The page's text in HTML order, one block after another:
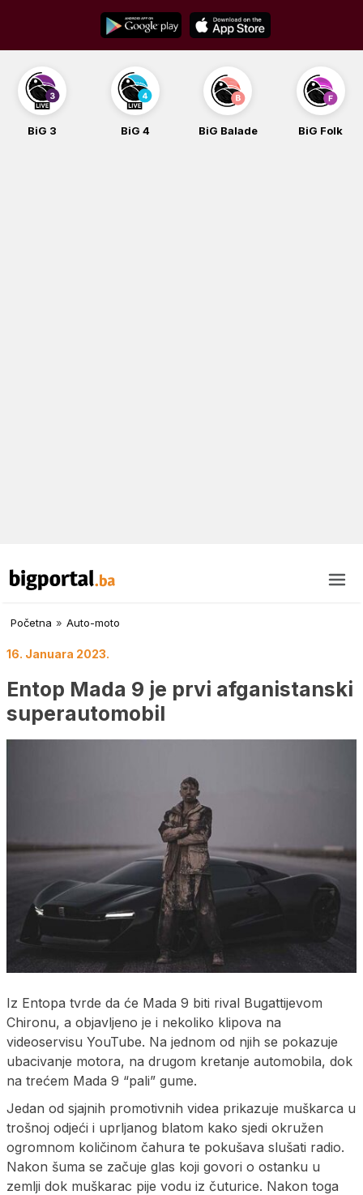
content
BiG Balade BiG Folk
Početna » Auto-moto
16. Januara 2023.
Entop Mada 9 je prvi afganistanski
superautomobil
Iz Entopa tvrde da će Mada 9 biti rival Bugattijevom
Chironu, a objavljeno je i nekoliko klipova na
videoservisu YouTube. Na jednom od njih se pokazuje
ubacivanje motora, na drugom kretanje automobila, dok
na trećem Mada 9 “pali” gume.
Jedan od sjajnih promotivnih videa prikazuje muškarca u
trošnoj odjeći i uprljanog blatom kako sjedi okružen
ogromnom količinom čahura te pokušava slušati radio.
Nakon šuma se začuje glas koji govori o ostanku u
zemlji dok muškarac pije vodu iz čuturice. Nakon toga